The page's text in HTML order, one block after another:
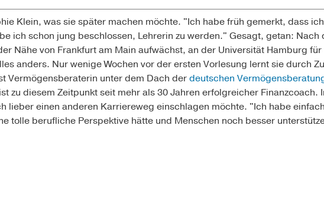
Klein, was sie später machen möchte. "Ich habe früh gemerkt, dass
ich schon jung beschlossen, Lehrerin zu werden." Gesagt, getan: Nach
Nähe von Frankfurt am Main aufwächst, an der Universität Hamburg
anders. Nur wenige Wochen vor der ersten Vorlesung lernt sie durch
Vermögensberaterin unter dem Dach derdeutschen
zu diesem Zeitpunkt seit mehr als 30 Jahren erfolgreicher Finanzcoach.
lieber einen anderen Karriereweg einschlagen möchte. "Ich habe
tolle berufliche Perspektive hätte und Menschen noch besser